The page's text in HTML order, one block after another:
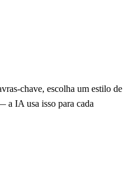
chave, escolha um estilo de
a IA usa isso para cada